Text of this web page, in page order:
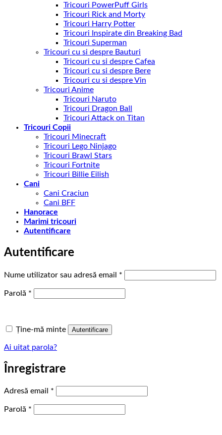
Tricouri PowerPuff Girls
Tricouri Rick and Morty
Tricouri Harry Potter
Tricouri Inspirate din Breaking Bad
Tricouri Superman
Tricouri cu si despre Bauturi
Tricouri cu si despre Cafea
Tricouri cu si despre Bere
Tricouri cu si despre Vin
Tricouri Anime
Tricouri Naruto
Tricouri Dragon Ball
Tricouri Attack on Titan
Tricouri Copii
Tricouri Minecraft
Tricouri Lego Ninjago
Tricouri Brawl Stars
Tricouri Fortnite
Tricouri Billie Eilish
Cani
Cani Craciun
Cani BFF
Hanorace
Marimi tricouri
Autentificare
Autentificare
Nume utilizator sau adresă email *
Parolă *
Ține-mă minte Autentificare
Ai uitat parola?
Înregistrare
Adresă email *
Parolă *